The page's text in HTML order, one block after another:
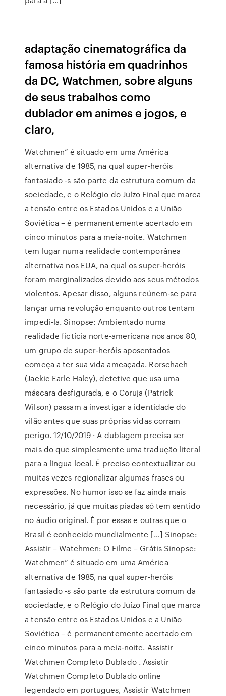
adaptação cinematográfica da
famosa história em quadrinhos
da DC, Watchmen, sobre alguns
de seus trabalhos como
dublador em animes e jogos, e
claro,
Watchmen” é situado em uma América
alternativa de 1985, na qual super-heróis
fantasiado -s são parte da estrutura comum da
sociedade, e o Relógio do Juízo Final que marca
a tensão entre os Estados Unidos e a União
Soviética – é permanentemente acertado em
cinco minutos para a meia-noite. Watchmen
tem lugar numa realidade contemporânea
alternativa nos EUA, na qual os super-heróis
foram marginalizados devido aos seus métodos
violentos. Apesar disso, alguns reúnem-se para
lançar uma revolução enquanto outros tentam
impedi-la. Sinopse: Ambientado numa
realidade fictícia norte-americana nos anos 80,
um grupo de super-heróis aposentados
começa a ter sua vida ameaçada. Rorschach
(Jackie Earle Haley), detetive que usa uma
máscara desfigurada, e o Coruja (Patrick
Wilson) passam a investigar a identidade do
vilão antes que suas próprias vidas corram
perigo. 12/10/2019 · A dublagem precisa ser
mais do que simplesmente uma tradução literal
para a língua local. É preciso contextualizar ou
muitas vezes regionalizar algumas frases ou
expressões. No humor isso se faz ainda mais
necessário, já que muitas piadas só tem sentido
no áudio original. É por essas e outras que o
Brasil é conhecido mundialmente […] Sinopse:
Assistir – Watchmen: O Filme – Grátis Sinopse:
Watchmen” é situado em uma América
alternativa de 1985, na qual super-heróis
fantasiado -s são parte da estrutura comum da
sociedade, e o Relógio do Juízo Final que marca
a tensão entre os Estados Unidos e a União
Soviética – é permanentemente acertado em
cinco minutos para a meia-noite. Assistir
Watchmen Completo Dublado . Assistir
Watchmen Completo Dublado online
legendado em portugues, Assistir Watchmen